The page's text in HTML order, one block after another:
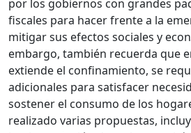
por los gobiernos con grandes
fiscales para hacer frente a la
mitigar sus efectos sociales y
embargo, también recuerda que
extiende el confinamiento, se
adicionales para satisfacer
sostener el consumo de los
realizado varias propuestas,